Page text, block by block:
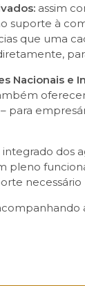
assim
suporte à
que uma
Nacionais e
para
dos
pleno